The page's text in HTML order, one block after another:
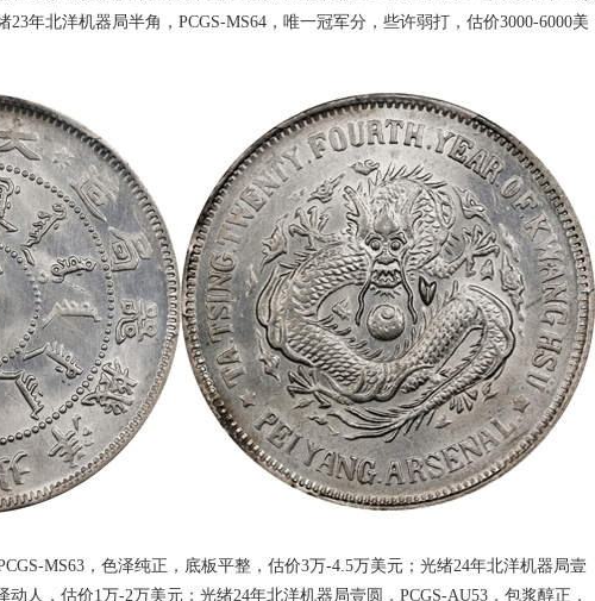
23年北洋机器局半角，PCGS-MS64，唯一冠军分，些许弱打，估价3000-6000美
PCGS-MS63，色泽纯正，底板平整，估价3万-4.5万美元；光绪24年北洋机器局壹
动人，估价1万-2万美元；光绪24年北洋机器局壹圆，PCGS-AU53，包浆醇正，